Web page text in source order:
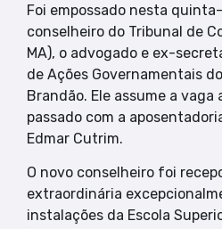
Foi empossado nesta
conselheiro do Tribunal de
MA), o advogado e ex-
de Ações Governamentais
Brandão. Ele assume a
passado com a
Edmar Cutrim.
O novo conselheiro foi
extraordinária
instalações da Escola